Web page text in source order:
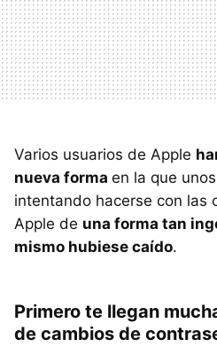
Varios usuarios de Apple
nueva forma en la que
intentando hacerse con las
Apple de una forma tan
mismo hubiese caído.
Primero te llegan
de cambios de